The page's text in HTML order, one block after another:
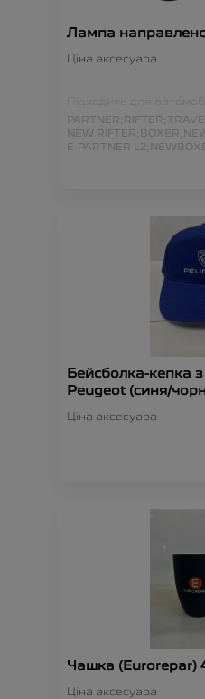
Лампа направленої
Ціна аксесуара
Підходить для
PARTNER; RIFTER;
NEW RIFTER;
BOXER;
E-PARTNER L2;
Бейсболка-кепка
Peugeot (синя/
Ціна аксесуара
Чашка (Eurorepar)
Ціна аксесуара